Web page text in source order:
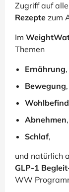
Zugriff auf alle
Rezepte zum
Im
Themen
Ernährung,
Bewegung,
Abnehmen,
Schlaf,
und natürlich
GLP-1
WW